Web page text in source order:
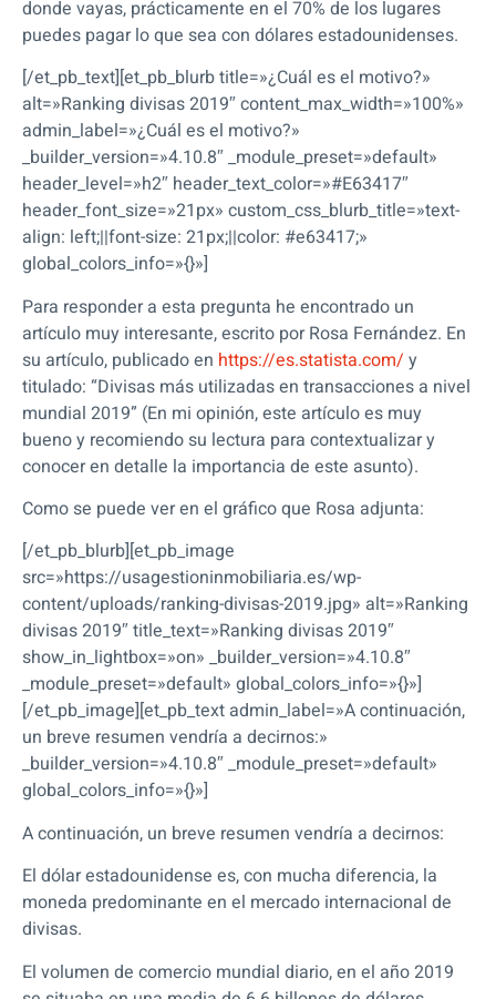
donde vayas, prácticamente en el 70% de los lugares
puedes pagar lo que sea con dólares estadounidenses.
[/et_pb_text][et_pb_blurb title=»¿Cuál es el motivo?»
alt=»Ranking divisas 2019″ content_max_width=»100%»
admin_label=»¿Cuál es el motivo?»
_builder_version=»4.10.8″ _module_preset=»default»
header_level=»h2″ header_text_color=»#E63417″
header_font_size=»21px» custom_css_blurb_title=»text-
align: left;||font-size: 21px;||color: #e63417;»
global_colors_info=»{}»]
Para responder a esta pregunta he encontrado un
artículo muy interesante, escrito por Rosa Fernández. En
su artículo, publicado en https://es.statista.com/ y
titulado: “Divisas más utilizadas en transacciones a nivel
mundial 2019” (En mi opinión, este artículo es muy
bueno y recomiendo su lectura para contextualizar y
conocer en detalle la importancia de este asunto).
Como se puede ver en el gráfico que Rosa adjunta:
[/et_pb_blurb][et_pb_image
src=»https://usagestioninmobiliaria.es/wp-
content/uploads/ranking-divisas-2019.jpg» alt=»Ranking
divisas 2019″ title_text=»Ranking divisas 2019″
show_in_lightbox=»on» _builder_version=»4.10.8″
_module_preset=»default» global_colors_info=»{}»]
[/et_pb_image][et_pb_text admin_label=»A continuación,
un breve resumen vendría a decirnos:»
_builder_version=»4.10.8″ _module_preset=»default»
global_colors_info=»{}»]
A continuación, un breve resumen vendría a decirnos:
El dólar estadounidense es, con mucha diferencia, la
moneda predominante en el mercado internacional de
divisas.
El volumen de comercio mundial diario, en el año 2019